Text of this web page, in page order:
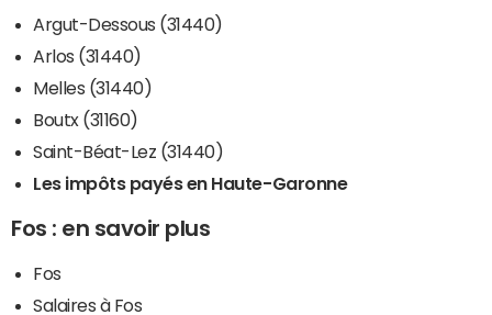
Argut-Dessous (31440)
Arlos (31440)
Melles (31440)
Boutx (31160)
Saint-Béat-Lez (31440)
Les impôts payés en Haute-Garonne
Fos : en savoir plus
Fos
Salaires à Fos